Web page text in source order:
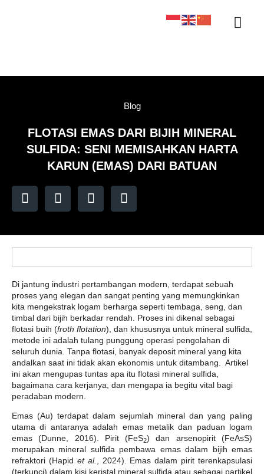
Blog
FLOTASI EMAS DARI BIJIH MINERAL
SULFIDA: SENI MEMISAHKAN HARTA
KARUN (EMAS) DARI BATUAN
Di jantung industri pertambangan modern, terdapat sebuah
proses yang elegan dan sangat penting yang memungkinkan
kita mengekstrak logam berharga seperti tembaga, seng, dan
timbal dari bijih berkadar rendah. Proses ini dikenal sebagai
flotasi buih (froth flotation), dan khususnya untuk mineral sulfida,
metode ini adalah tulang punggung operasi pengolahan di
seluruh dunia. Tanpa flotasi, banyak deposit mineral yang kita
andalkan saat ini tidak akan ekonomis untuk ditambang. Artikel
ini akan mengupas tuntas apa itu flotasi mineral sulfida,
bagaimana cara kerjanya, dan mengapa ia begitu vital bagi
peradaban modern.
Emas (Au) terdapat dalam sejumlah mineral dan yang paling
utama di antaranya adalah emas metalik dan paduan logam
emas (Dunne, 2016). Pirit (FeS2) dan arsenopirit (FeAsS)
merupakan mineral sulfida pembawa emas dalam bijih emas
refraktori (Hapid et al.
, 2024). Emas dalam pirit terenkapsulasi
(terkunci) dalam kisi keristal mineral sulfida atau sebagai partikel